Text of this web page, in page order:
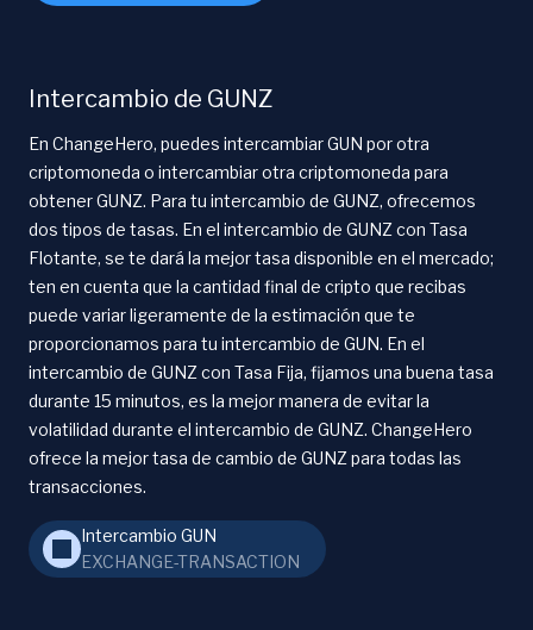
Intercambio de GUNZ
En ChangeHero, puedes intercambiar GUN por otra
criptomoneda o intercambiar otra criptomoneda para
obtener GUNZ. Para tu intercambio de GUNZ, ofrecemos
dos tipos de tasas. En el intercambio de GUNZ con Tasa
Flotante, se te dará la mejor tasa disponible en el mercado;
ten en cuenta que la cantidad final de cripto que recibas
puede variar ligeramente de la estimación que te
proporcionamos para tu intercambio de GUN. En el
intercambio de GUNZ con Tasa Fija, fijamos una buena tasa
durante 15 minutos, es la mejor manera de evitar la
volatilidad durante el intercambio de GUNZ. ChangeHero
ofrece la mejor tasa de cambio de GUNZ para todas las
transacciones.
Intercambio GUN
EXCHANGE-TRANSACTION